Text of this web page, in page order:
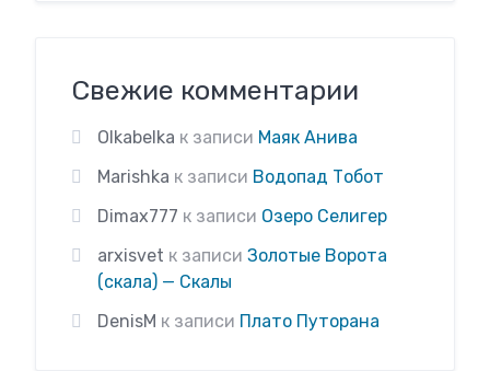
Свежие комментарии
Olkabelka к записи Маяк Анива
Marishka к записи Водопад Тобот
Dimax777 к записи Озеро Селигер
arxisvet к записи Золотые Ворота
(скала) — Скалы
DenisM к записи Плато Путорана